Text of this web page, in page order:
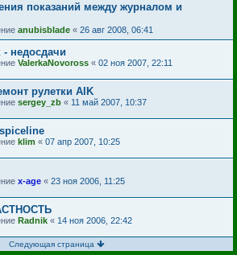
показаний между журналом и
anubisblade « 26 авг 2008, 06:41
- недосдачи
ValerkaNovoross « 02 ноя 2007, 22:11
рулетки AIK
sergey_zb « 11 май 2007, 10:37
klim « 07 апр 2007, 10:25
x-age « 23 ноя 2006, 11:25
Radnik « 14 ноя 2006, 22:42
Следующая страница